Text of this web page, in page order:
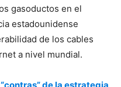
gasoductos en el
estadounidense
de los cables
a nivel mundial.